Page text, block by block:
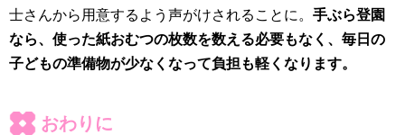
士さんから用意するよう声がけされることに。 手ぶら登園
なら、使った紙おむつの枚数を数える必要もなく、毎日の
子どもの準備物が少なくなって負担も軽くなります。
おわりに